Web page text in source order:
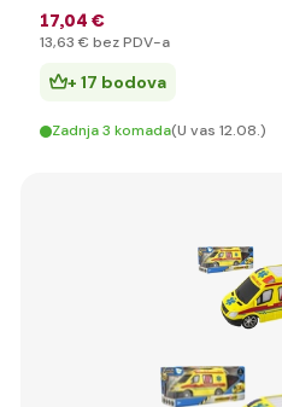
17,04 €
13,63 € bez PDV-a
+ 17 bodova
Zadnja 3 komada(U vas 12.08.)